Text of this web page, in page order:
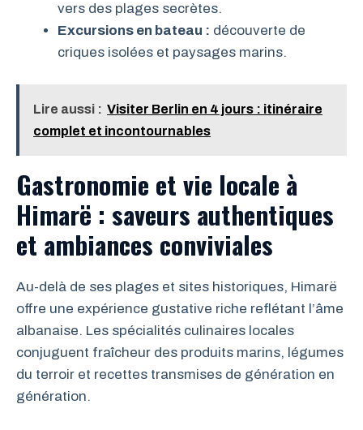
vers des plages secrètes.
Excursions en bateau : découverte de
criques isolées et paysages marins.
Lire aussi : Visiter Berlin en 4 jours : itinéraire
complet et incontournables
Gastronomie et vie locale à
Himarë : saveurs authentiques
et ambiances conviviales
Au-delà de ses plages et sites historiques, Himarë
offre une expérience gustative riche reflétant l’âme
albanaise. Les spécialités culinaires locales
conjuguent fraîcheur des produits marins, légumes
du terroir et recettes transmises de génération en
génération.